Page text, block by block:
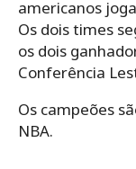
americanos
Os dois times
os dois
Conferência
Os campeões
NBA.